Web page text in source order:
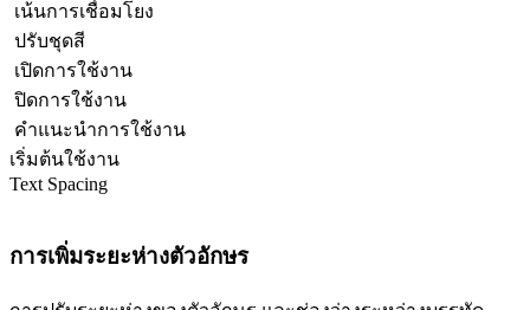
เน้นการเชื่อมโยง
ปรับชุดสี
เปิดการใช้งาน
ปิดการใช้งาน
คำแนะนำการใช้งาน
เริ่มต้นใช้งาน
Text Spacing
การเพิ่มระยะห่างตัวอักษร